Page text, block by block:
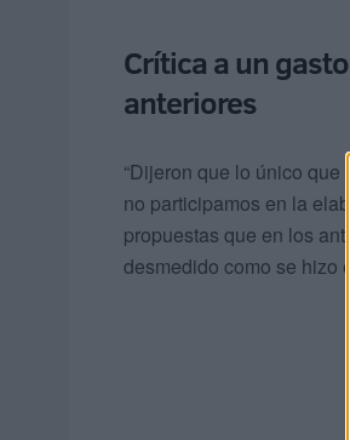
Crítica a un
anteriores
“Dijeron que lo único que
no participamos en la
propuestas que en los
desmedido como se hizo